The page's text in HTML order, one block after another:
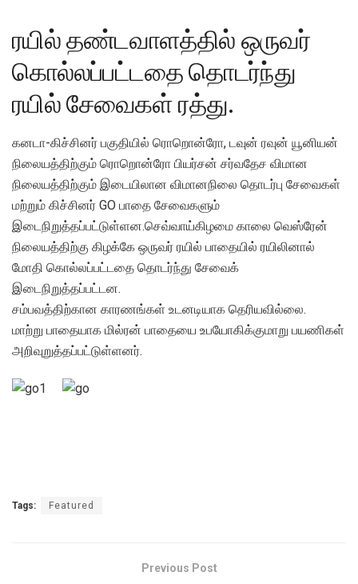
ரயில் தண்டவாளத்தில் ஒருவர்
கொல்லப்பட்டதை தொடர்ந்து
ரயில் சேவைகள் ரத்து.
கனடா-கிச்சினர் பகுதியில் ரொறொன்ரோ, டவுன் ரவுன் யூனியன்
நிலையத்திற்கும் ரொறொன்ரோ பியர்சன் சர்வதேச விமான
நிலையத்திற்கும் இடையிலான விமானநிலை தொடர்பு சேவைகள்
மற்றும் கிச்சினர் GO பாதை சேவைகளும்
இடைநிறுத்தப்பட்டுள்ளன.செவ்வாய்கிழமை காலை வெஸ்ரேன்
நிலையத்திற்கு கிழக்கே ஒருவர் ரயில் பாதையில் ரயிலினால்
மோதி கொல்லப்பட்டதை தொடர்ந்து சேவைக்
இடைநிறுத்தப்பட்டன.
சம்பவத்திற்கான காரணங்கள் உடனடியாக தெரியவில்லை.
மாற்று பாதையாக மில்ரன் பாதையை உபயோகிக்குமாறு பயணிகள்
அறிவுறுத்தப்பட்டுள்ளனர்.
Tags: Featured
Previous Post